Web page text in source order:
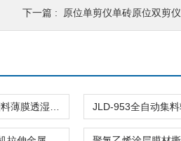
下一篇 : 原位单剪仪单砖原位双剪仪